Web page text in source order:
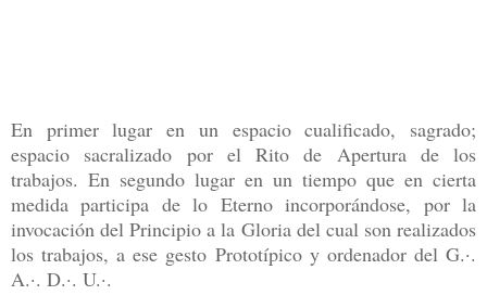
En primer lugar en un espacio cualificado, sagrado;
espacio sacralizado por el Rito de Apertura de los
trabajos. En segundo lugar en un tiempo que en cierta
medida participa de lo Eterno incorporándose, por la
invocación del Principio a la Gloria del cual son realizados
los trabajos, a ese gesto Prototípico y ordenador del G.·.
A.·. D.·. U.·.